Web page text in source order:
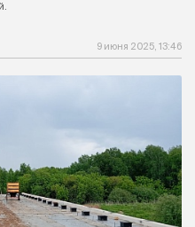
9 июня 2025, 13:46